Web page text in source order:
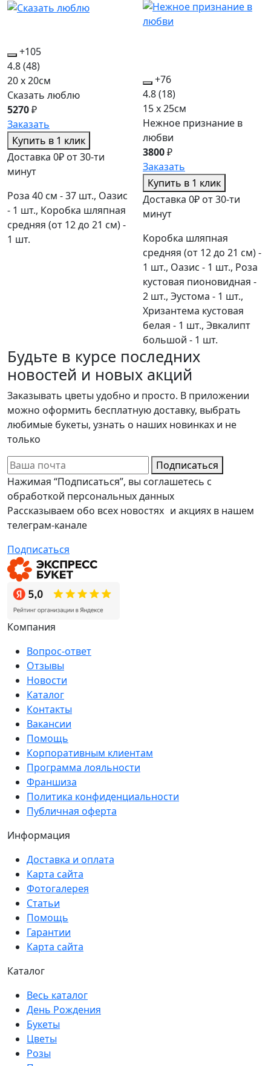
+105
4.8(48)
20 x 20см
Сказать люблю
5270₽
Заказать
Купить в 1 клик
Доставка 0₽ от 30-ти
минут
Роза 40 см - 37 шт., Оазис
- 1 шт., Коробка шляпная
средняя (от 12 до 21 см) -
1 шт.
+76
4.8(18)
15 x 25см
Нежное признание в
любви
3800₽
Заказать
Купить в 1 клик
Доставка 0₽ от 30-ти
минут
Коробка шляпная
средняя (от 12 до 21 см) -
1 шт., Оазис - 1 шт., Роза
кустовая пионовидная -
2 шт., Эустома - 1 шт.,
Хризантема кустовая
белая - 1 шт., Эвкалипт
большой - 1 шт.
Будьте в курсе последних
новостей и новых акций
Заказывать цветы удобно и просто. В приложении
можно оформить бесплатную доставку, выбрать
любимые букеты, узнать о наших новинках и не
только
Подписаться
Нажимая “Подписаться”, вы соглашетесь с
обработкой персональных данных
Рассказываем обо всех новостях и акциях в нашем
телеграм-канале
Подписаться
Компания
Вопрос-ответ
Отзывы
Новости
Каталог
Контакты
Вакансии
Помощь
Корпоративным клиентам
Программа лояльности
Франшиза
Политика конфиденциальности
Публичная оферта
Информация
Доставка и оплата
Карта сайта
Фотогалерея
Статьи
Помощь
Гарантии
Карта сайта
Каталог
Весь каталог
День Рождения
Букеты
Цветы
Розы